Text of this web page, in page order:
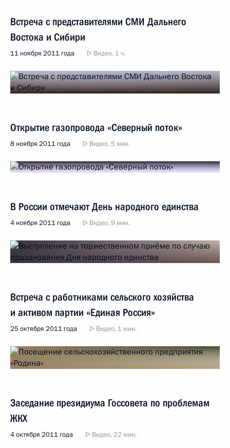
Встреча с представителями СМИ Дальнего
Востока и Сибири
11 ноября 2011 года Видео, 1 ч.
Открытие газопровода «Северный поток»
8 ноября 2011 года Видео, 5 мин.
В России отмечают День народного единства
4 ноября 2011 года Видео, 9 мин.
Встреча с работниками сельского хозяйства
и активом партии «Единая Россия»
25 октября 2011 года Видео, 1 мин.
Заседание президиума Госсовета по проблемам
ЖКХ
4 октября 2011 года Видео, 22 мин.